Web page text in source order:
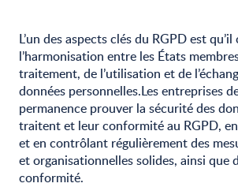
L’un des aspects clés du RGPD est
l’harmonisation entre les États
traitement, de l’utilisation et de
données personnelles.Les entreprises
permanence prouver la sécurité des
traitent et leur conformité au RGPD, en
et en contrôlant régulièrement des
et organisationnelles solides, ainsi que
conformité.